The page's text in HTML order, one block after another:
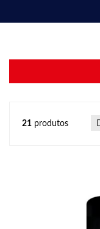
21 produtos